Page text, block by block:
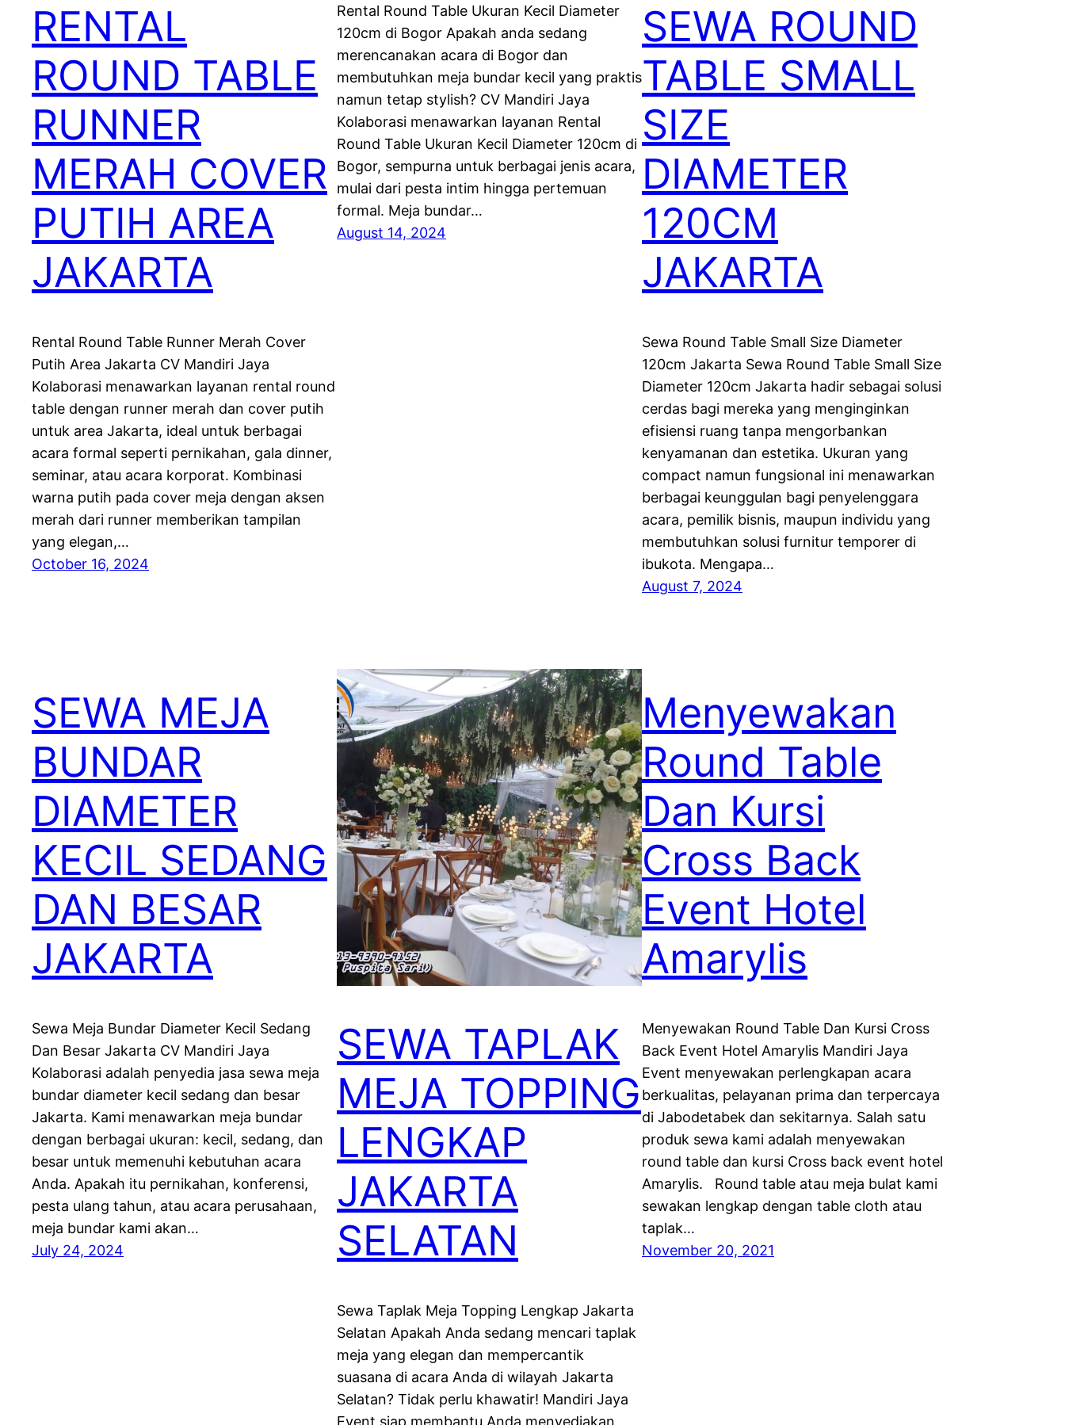
RENTAL
ROUND TABLE
RUNNER
MERAH COVER
PUTIH AREA
JAKARTA
Rental Round Table Runner Merah Cover
Putih Area Jakarta CV Mandiri Jaya
Kolaborasi menawarkan layanan rental round
table dengan runner merah dan cover putih
untuk area Jakarta, ideal untuk berbagai
acara formal seperti pernikahan, gala dinner,
seminar, atau acara korporat. Kombinasi
warna putih pada cover meja dengan aksen
merah dari runner memberikan tampilan
yang elegan,…
October 16, 2024
Rental Round Table Ukuran Kecil Diameter
120cm di Bogor Apakah anda sedang
merencanakan acara di Bogor dan
membutuhkan meja bundar kecil yang praktis
namun tetap stylish? CV Mandiri Jaya
Kolaborasi menawarkan layanan Rental
Round Table Ukuran Kecil Diameter 120cm di
Bogor, sempurna untuk berbagai jenis acara,
mulai dari pesta intim hingga pertemuan
formal. Meja bundar…
August 14, 2024
SEWA ROUND
TABLE SMALL
SIZE
DIAMETER
120CM
JAKARTA
Sewa Round Table Small Size Diameter
120cm Jakarta Sewa Round Table Small Size
Diameter 120cm Jakarta hadir sebagai solusi
cerdas bagi mereka yang menginginkan
efisiensi ruang tanpa mengorbankan
kenyamanan dan estetika. Ukuran yang
compact namun fungsional ini menawarkan
berbagai keunggulan bagi penyelenggara
acara, pemilik bisnis, maupun individu yang
membutuhkan solusi furnitur temporer di
ibukota. Mengapa…
August 7, 2024
SEWA MEJA
BUNDAR
DIAMETER
KECIL SEDANG
DAN BESAR
JAKARTA
Sewa Meja Bundar Diameter Kecil Sedang
Dan Besar Jakarta CV Mandiri Jaya
Kolaborasi adalah penyedia jasa sewa meja
bundar diameter kecil sedang dan besar
Jakarta. Kami menawarkan meja bundar
dengan berbagai ukuran: kecil, sedang, dan
besar untuk memenuhi kebutuhan acara
Anda. Apakah itu pernikahan, konferensi,
pesta ulang tahun, atau acara perusahaan,
meja bundar kami akan…
July 24, 2024
SEWA TAPLAK
MEJA TOPPING
LENGKAP
JAKARTA
SELATAN
Sewa Taplak Meja Topping Lengkap Jakarta
Selatan Apakah Anda sedang mencari taplak
meja yang elegan dan mempercantik
suasana di acara Anda di wilayah Jakarta
Selatan? Tidak perlu khawatir! Mandiri Jaya
Menyewakan
Round Table
Dan Kursi
Cross Back
Event Hotel
Amarylis
Menyewakan Round Table Dan Kursi Cross
Back Event Hotel Amarylis Mandiri Jaya
Event menyewakan perlengkapan acara
berkualitas, pelayanan prima dan terpercaya
di Jabodetabek dan sekitarnya. Salah satu
produk sewa kami adalah menyewakan
round table dan kursi Cross back event hotel
Amarylis. Round table atau meja bulat kami
sewakan lengkap dengan table cloth atau
taplak…
November 20, 2021